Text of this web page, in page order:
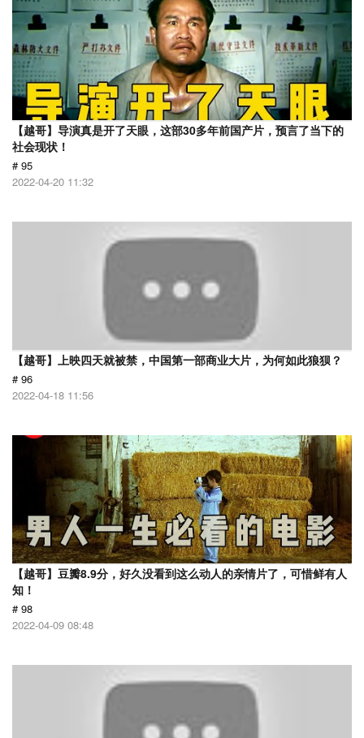
【越哥】导演真是开了天眼，这部30多年前国产片，预言了当下的
社会现状！
# 95
2022-04-20 11:32
【越哥】上映四天就被禁，中国第一部商业大片，为何如此狼狈？
# 96
2022-04-18 11:56
【越哥】豆瓣8.9分，好久没看到这么动人的亲情片了，可惜鲜有人
知！
# 98
2022-04-09 08:48